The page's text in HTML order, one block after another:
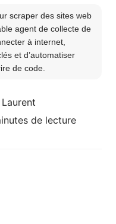
scraper des sites web
agent de collecte de
à internet,
et d’automatiser
de code.
de lecture